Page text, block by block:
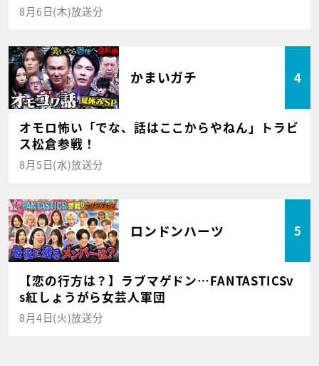
8月6日(木)放送分
かまいガチ 4
オモロ怖い「でな、話はここからやねん」トラビ
ス松倉参戦！
8月5日(水)放送分
ロンドンハーツ 5
【恋の行方は？】ラブマゲドン…FANTASTICSv
s紅しょうがら女芸人軍団
8月4日(火)放送分